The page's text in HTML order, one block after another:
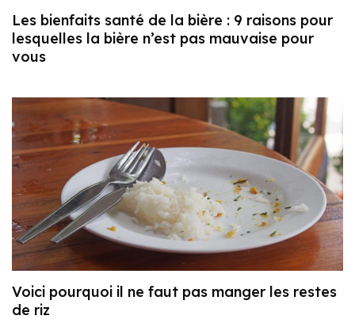
Les bienfaits santé de la bière : 9 raisons pour
lesquelles la bière n’est pas mauvaise pour
vous
Voici pourquoi il ne faut pas manger les restes
de riz